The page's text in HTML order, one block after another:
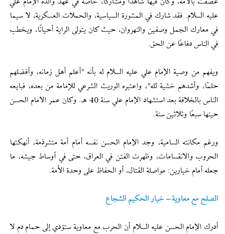
عليه السلام. فقد شارك في المشورة السياسية، والحملات العسكرية، لا سيما
في معارك الجمل وصفين والنهروان، حيث كان يتولى الراية أحيانًا، ويخطب
في الناس دفاعًا عن الحق.
ويفهم من وصية الإمام علي عليه السلام له بأنه "أعلم أهل زمانه، وأفضلهم
حلمًا، وأشدهم خشية لله"، واعتبره الوريث الشرعي للإمامة من بعده، فبايعه
الناس بالخلافة بعد استشهاد الإمام علي سنة 40 هـ. وكان عمر الامام الحسن
حينها سبعًا وثلاثين سنة.
ورغم مكانته السامية، وجد الإمام الحسن نفسه أمام أمة متشرذمة، أنهكتها
الحروب والانقسامات، وظهرت الفتن في العراق، حتى في أوساط جيشه، ما
جعله أمام خيارين: مواصلة القتال، أو الحفاظ على وحدة الأمة.
الصلح مع معاوية – خيار الحكيم الشجاع
أدرك الإمام الحسن عليه السلام أن الحرب مع معاوية ستؤدي إلى حمام دم لا